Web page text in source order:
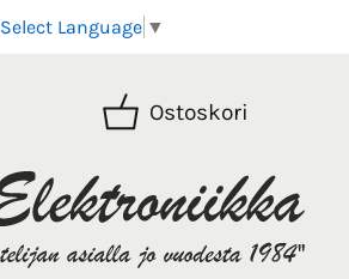
Select Language ▼
Ostoskori